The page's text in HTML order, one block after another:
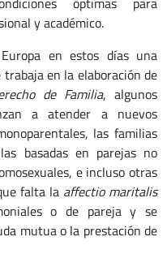
y académico.
en estos días una
en la elaboración de
de Familia, algunos
a atender a nuevos
las familias
basadas en parejas no
e incluso otras
falta la affectio maritalis
o de pareja y se
mutua o la prestación de